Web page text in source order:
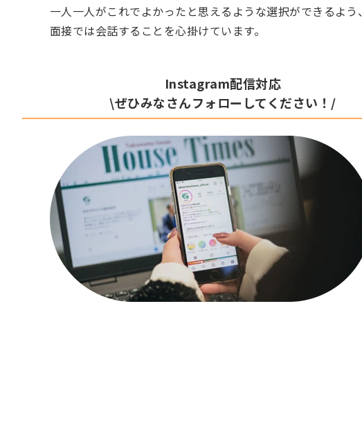
一人一人がこれでよかったと思えるような選択ができるよう、
面接では会話することを心掛けています。
Instagram配信対応
\ぜひみなさんフォローしてください！/